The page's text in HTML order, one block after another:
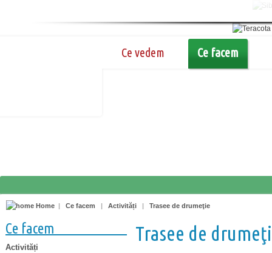
Ce vedem Ce facem
Home | Ce facem | Activități | Trasee de drumeţie
Ce facem
Activități
Trasee de